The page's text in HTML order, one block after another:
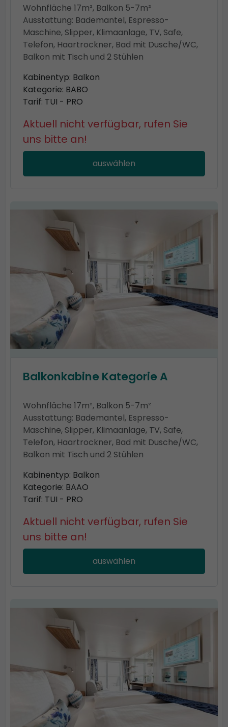
Wohnfläche 17m², Balkon 5-7m²
Ausstattung: Bademantel, Espresso-
Maschine, Slipper, Klimaanlage, TV, Safe,
Telefon, Haartrockner, Bad mit Dusche/WC,
Balkon mit Tisch und 2 Stühlen
Kabinentyp: Balkon
Kategorie: BABO
Tarif: TUI - PRO
Aktuell nicht verfügbar, rufen Sie
uns bitte an!
auswählen
Balkonkabine Kategorie A
Wohnfläche 17m², Balkon 5-7m²
Ausstattung: Bademantel, Espresso-
Maschine, Slipper, Klimaanlage, TV, Safe,
Telefon, Haartrockner, Bad mit Dusche/WC,
Balkon mit Tisch und 2 Stühlen
Kabinentyp: Balkon
Kategorie: BAAO
Tarif: TUI - PRO
Aktuell nicht verfügbar, rufen Sie
uns bitte an!
auswählen